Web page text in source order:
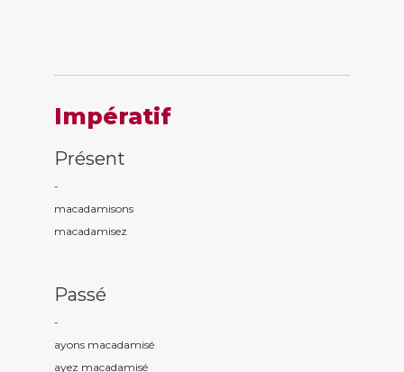
Impératif
Présent
-
macadamisons
macadamisez
Passé
-
ayons macadamisé
ayez macadamisé